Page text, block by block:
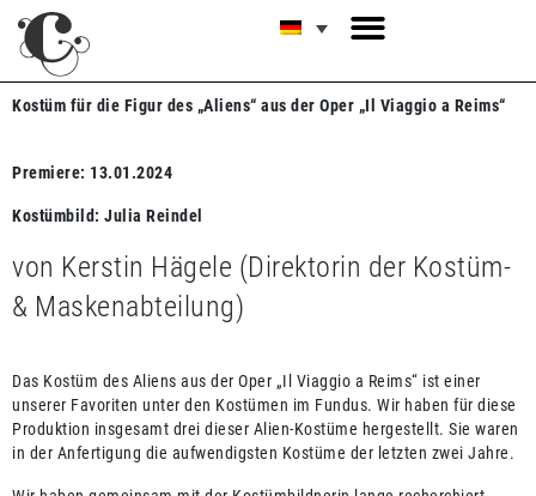
Kostüm für die Figur des „Aliens“ aus der Oper „Il Viaggio a Reims“
Premiere: 13.01.2024
Kostümbild: Julia Reindel
von Kerstin Hägele (Direktorin der Kostüm-
& Maskenabteilung)
Das Kostüm des Aliens aus der Oper „Il Viaggio a Reims“ ist einer
unserer Favoriten unter den Kostümen im Fundus. Wir haben für diese
Produktion insgesamt drei dieser Alien-Kostüme hergestellt. Sie waren
in der Anfertigung die aufwendigsten Kostüme der letzten zwei Jahre.